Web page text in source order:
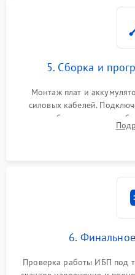
5. Сборка и
Монтаж плат и
силовых кабелей.
калибровки констант
срабатывания AVR и
6.
Проверка работы ИБП под